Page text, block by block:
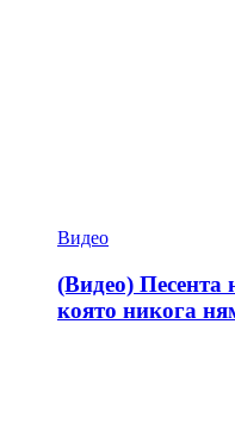
Видео
(Видео) Песента
която никога